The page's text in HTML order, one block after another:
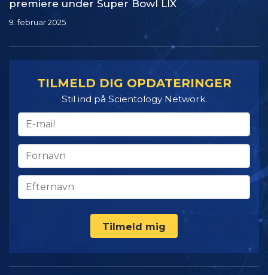
premiere under Super Bowl LIX
9. februar 2025
TILMELD DIG OPDATERINGER
Stil ind på Scientology Network.
Tilmeld mig